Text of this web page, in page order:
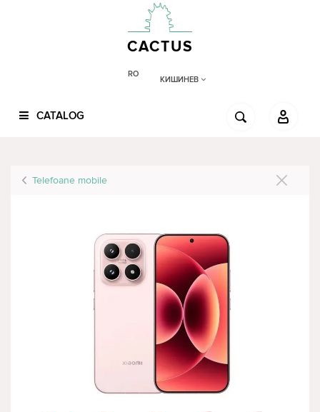
CACTUS
RO
КИШИНЕВ
CATALOG
Telefoane mobile